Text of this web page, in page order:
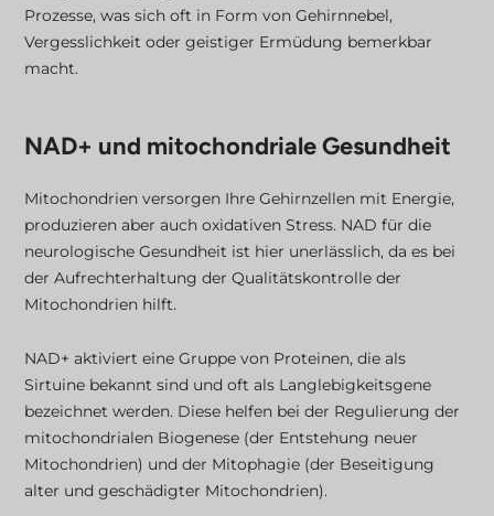
Prozesse, was sich oft in Form von Gehirnnebel,
Vergesslichkeit oder geistiger Ermüdung bemerkbar
macht.
NAD+ und mitochondriale Gesundheit
Mitochondrien versorgen Ihre Gehirnzellen mit Energie,
produzieren aber auch oxidativen Stress. NAD für die
neurologische Gesundheit ist hier unerlässlich, da es bei
der Aufrechterhaltung der Qualitätskontrolle der
Mitochondrien hilft.
NAD+ aktiviert eine Gruppe von Proteinen, die als
Sirtuine bekannt sind und oft als Langlebigkeitsgene
bezeichnet werden. Diese helfen bei der Regulierung der
mitochondrialen Biogenese (der Entstehung neuer
Mitochondrien) und der Mitophagie (der Beseitigung
alter und geschädigter Mitochondrien).